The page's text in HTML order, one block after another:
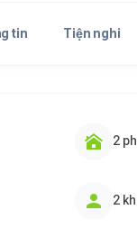
tin Tiện nghi
2
2